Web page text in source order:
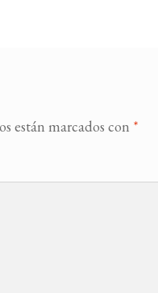
están marcados con *